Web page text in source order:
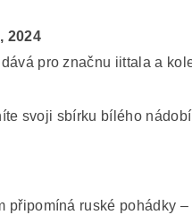
2024
pro značnu iittala a
svoji sbírku bílého
připomíná ruské pohádky